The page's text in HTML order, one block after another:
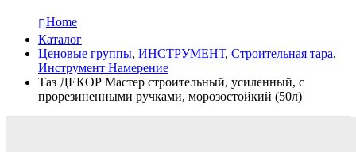
Home
Каталог
Ценовые группы, ИНСТРУМЕНТ, Строительная тара,
Инструмент Намерение
Таз ДЕКОР Мастер строительный, усиленный, с
прорезиненными ручками, морозостойкий (50л)